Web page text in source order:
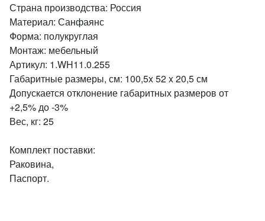
Страна производства: Россия
Материал: Санфаянс
Форма: полукруглая
Монтаж: мебельный
Артикул: 1.WH11.0.255
Габаритные размеры, см: 100,5x 52 x 20,5 см
Допускается отклонение габаритных размеров от
+2,5% до -3%
Вес, кг: 25
Комплект поставки:
Раковина,
Паспорт.